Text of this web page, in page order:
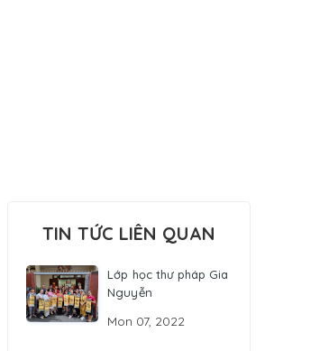
TIN TỨC LIÊN QUAN
Lớp học thư pháp Gia
Nguyễn
Mon 07, 2022